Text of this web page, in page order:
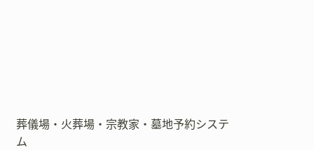
葬儀場・火葬場・宗教家・墓地予約システ
ム